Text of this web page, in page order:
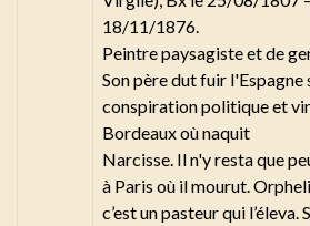
18/11/1876.
Peintre paysagiste et de
Son père dut fuir l'Espagne
conspiration politique et
Bordeaux où naquit
Narcisse. Il n'y resta que
à Paris où il mourut.
c’est un pasteur qui l’éleva.